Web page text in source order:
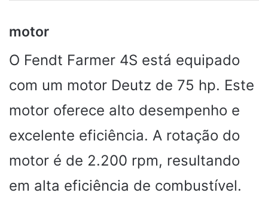
motor
O Fendt Farmer 4S está equipado
com um motor Deutz de 75 hp. Este
motor oferece alto desempenho e
excelente eficiência. A rotação do
motor é de 2.200 rpm, resultando
em alta eficiência de combustível.